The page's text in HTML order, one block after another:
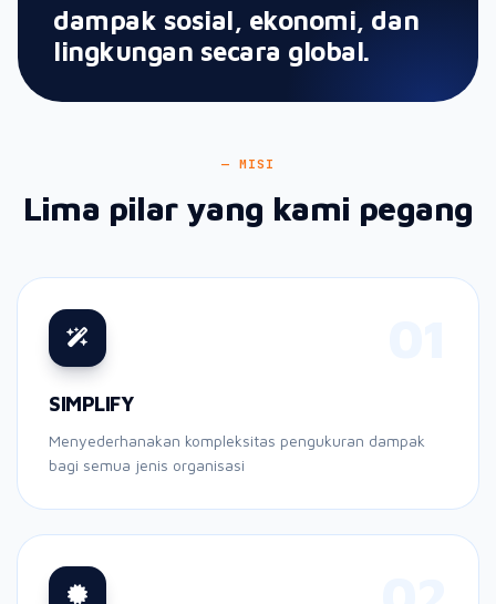
dampak sosial, ekonomi, dan
lingkungan secara global.
— MISI
Lima pilar yang kami pegang
SIMPLIFY
Menyederhanakan kompleksitas pengukuran dampak
bagi semua jenis organisasi